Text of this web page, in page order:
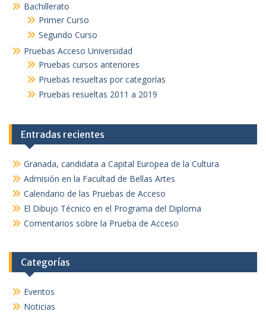
Bachillerato
Primer Curso
Segundo Curso
Pruebas Acceso Universidad
Pruebas cursos anteriores
Pruebas resueltas por categorías
Pruebas resueltas 2011 a 2019
Entradas recientes
Granada, candidata a Capital Europea de la Cultura
Admisión en la Facultad de Bellas Artes
Calendario de las Pruebas de Acceso
El Dibujo Técnico en el Programa del Diploma
Comentarios sobre la Prueba de Acceso
Categorías
Eventos
Noticias